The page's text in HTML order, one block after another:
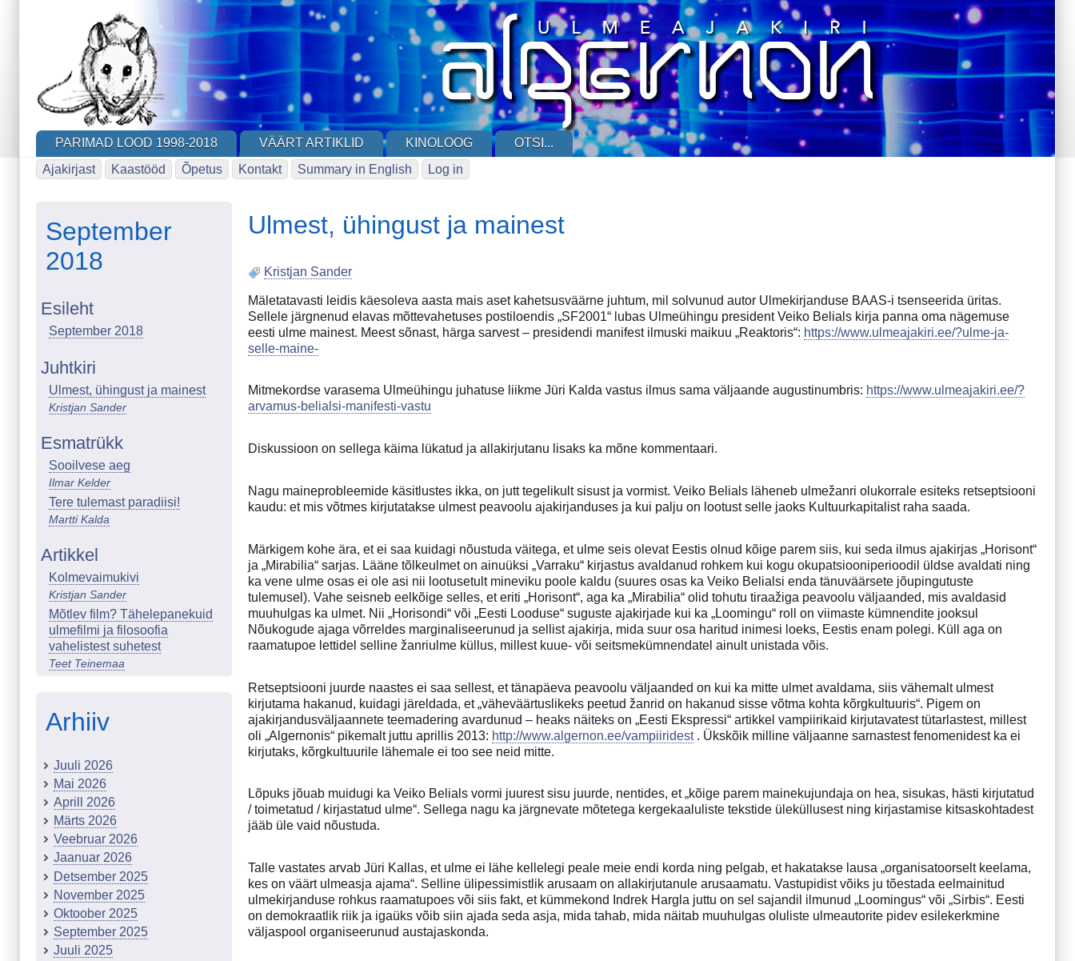
PARIMAD LOOD 1998-2018 VÄÄRT ARTIKLID KINOLOOG
OTSI...
Ajakirjast
Kaastööd Õpetus Kontakt Summary in English Log in
September
2018
Esileht
September 2018
Juhtkiri
Ulmest, ühingust ja mainest
Kristjan Sander
Esmatrükk
Sooilvese aeg
Ilmar Kelder
Tere tulemast paradiisi!
Martti Kalda
Artikkel
Kolmevaimukivi
Kristjan Sander
Mõtlev film? Tähelepanekuid
ulmefilmi ja filosoofia
vahelistest suhetest
Teet Teinemaa
Arhiiv
Juuli 2026
Mai 2026
Aprill 2026
Märts 2026
Veebruar 2026
Jaanuar 2026
Detsember 2025
November 2025
Oktoober 2025
September 2025
Juuli 2025
Ulmest, ühingust ja mainest
Kristjan Sander
Mäletatavasti leidis käesoleva aasta mais aset kahetsusväärne juhtum, mil solvunud autor Ulmekirjanduse BAAS-i tsenseerida üritas.
Sellele järgnenud elavas mõttevahetuses postiloendis „SF2001“ lubas Ulmeühingu president Veiko Belials kirja panna oma nägemuse
eesti ulme mainest. Meest sõnast, härga sarvest – presidendi manifest ilmuski maikuu „Reaktoris“: https://www.ulmeajakiri.ee/?ulme-ja-
selle-maine-
Mitmekordse varasema Ulmeühingu juhatuse liikme Jüri Kalda vastus ilmus sama väljaande augustinumbris: https://www.ulmeajakiri.ee/?
arvamus-belialsi-manifesti-vastu
Diskussioon on sellega käima lükatud ja allakirjutanu lisaks ka mõne kommentaari.
Nagu maineprobleemide käsitlustes ikka, on jutt tegelikult sisust ja vormist. Veiko Belials läheneb ulmežanri olukorrale esiteks retseptsiooni
kaudu: et mis võtmes kirjutatakse ulmest peavoolu ajakirjanduses ja kui palju on lootust selle jaoks Kultuurkapitalist raha saada.
Märkigem kohe ära, et ei saa kuidagi nõustuda väitega, et ulme seis olevat Eestis olnud kõige parem siis, kui seda ilmus ajakirjas „Horisont“
ja „Mirabilia“ sarjas. Lääne tõlkeulmet on ainuüksi „Varraku“ kirjastus avaldanud rohkem kui kogu okupatsiooniperioodil üldse avaldati ning
ka vene ulme osas ei ole asi nii lootusetult mineviku poole kaldu (suures osas ka Veiko Belialsi enda tänuväärsete jõupingutuste
tulemusel). Vahe seisneb eelkõige selles, et eriti „Horisont“, aga ka „Mirabilia“ olid tohutu tiraažiga peavoolu väljaanded, mis avaldasid
muuhulgas ka ulmet. Nii „Horisondi“ või „Eesti Looduse“ suguste ajakirjade kui ka „Loomingu“ roll on viimaste kümnendite jooksul
Nõukogude ajaga võrreldes marginaliseerunud ja sellist ajakirja, mida suur osa haritud inimesi loeks, Eestis enam polegi. Küll aga on
raamatupoe lettidel selline žanriulme küllus, millest kuue- või seitsmekümnendatel ainult unistada võis.
Retseptsiooni juurde naastes ei saa sellest, et tänapäeva peavoolu väljaanded on kui ka mitte ulmet avaldama, siis vähemalt ulmest
kirjutama hakanud, kuidagi järeldada, et „väheväärtuslikeks peetud žanrid on hakanud sisse võtma kohta kõrgkultuuris“. Pigem on
ajakirjandusväljaannete teemadering avardunud – heaks näiteks on „Eesti Ekspressi“ artikkel vampiirikaid kirjutavatest tütarlastest, millest
oli „Algernonis“ pikemalt juttu aprillis 2013: http://www.algernon.ee/vampiiridest. Ükskõik milline väljaanne sarnastest fenomenidest ka ei
kirjutaks, kõrgkultuurile lähemale ei too see neid mitte.
Lõpuks jõuab muidugi ka Veiko Belials vormi juurest sisu juurde, nentides, et „kõige parem mainekujundaja on hea, sisukas, hästi kirjutatud
/ toimetatud / kirjastatud ulme“. Sellega nagu ka järgnevate mõtetega kergekaaluliste tekstide üleküllusest ning kirjastamise kitsaskohtadest
jääb üle vaid nõustuda.
Talle vastates arvab Jüri Kallas, et ulme ei lähe kellelegi peale meie endi korda ning pelgab, et hakatakse lausa „organisatoorselt keelama,
kes on väärt ulmeasja ajama“. Selline ülipessimistlik arusaam on allakirjutanule arusaamatu. Vastupidist võiks ju tõestada eelmainitud
ulmekirjanduse rohkus raamatupoes või siis fakt, et kümmekond Indrek Hargla juttu on sel sajandil ilmunud „Loomingus“ või „Sirbis“. Eesti
on demokraatlik riik ja igaüks võib siin ajada seda asja, mida tahab, mida näitab muuhulgas oluliste ulmeautorite pidev esilekerkmine
väljaspool organiseerunud austajaskonda.